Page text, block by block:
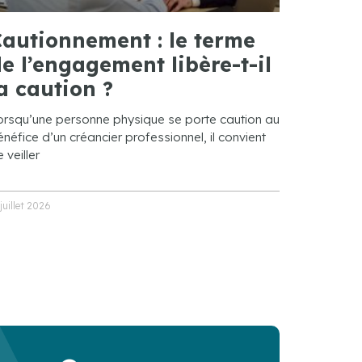
: le terme
l’engagement libère-t-il
caution ?
personne physique se porte caution au
d’un créancier professionnel, il convient
veiller
juillet 2026